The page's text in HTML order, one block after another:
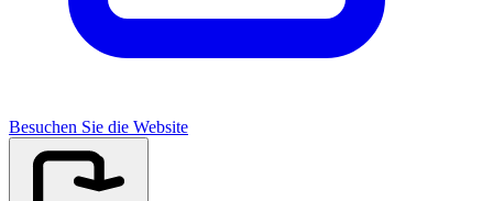
Besuchen Sie die Website